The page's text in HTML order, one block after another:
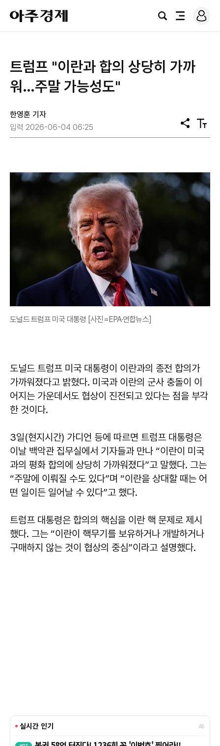
아
주
경
검
전
로
그
트럼프 "이란과 합의 상당히 가까
워…주말 가능성도"
한영훈 기자
입력 2026-06-04 06:25
공
유
텍
스
도널드 트럼프 미국 대통령 [사진=EPA·연합뉴스]
도널드 트럼프 미국 대통령이 이란과의 종전 합의가
가까워졌다고 밝혔다. 미국과 이란의 군사 충돌이 이
어지는 가운데서도 협상이 진전되고 있다는 점을 부각
한 것이다.
3일(현지시간) 가디언 등에 따르면 트럼프 대통령은
이날 백악관 집무실에서 기자들과 만나 “이란이 미국
과의 평화 합의에 상당히 가까워졌다”고 말했다. 그는
“주말에 이뤄질 수도 있다”며 “이란을 상대할 때는 어
떤 일이든 일어날 수 있다”고 했다.
트럼프 대통령은 합의의 핵심을 이란 핵 문제로 제시
했다. 그는 “이란이 핵무기를 보유하거나 개발하거나
구매하지 않는 것이 협상의 중심”이라고 설명했다.